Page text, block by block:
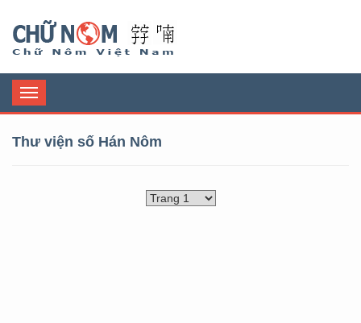
Toggle
navigation
Thư viện số Hán Nôm